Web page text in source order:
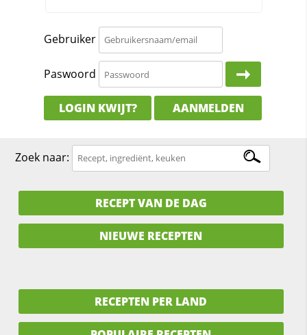
Gebruiker
Paswoord
LOGIN KWIJT? AANMELDEN
Zoek naar:
RECEPT VAN DE DAG
NIEUWE RECEPTEN
RECEPTEN PER LAND